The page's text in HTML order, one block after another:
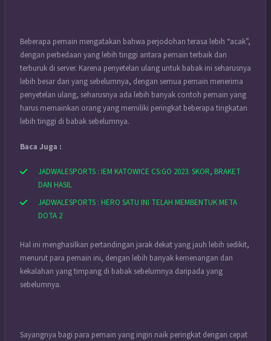
Beberapa pemain mengatakan bahwa perjodohan terasa lebih “acak”,
dengan perbedaan yang lebih tinggi antara pemain terbaik dan
terburuk di server. Karena penyetelan ulang untuk babak ini seharusnya
lebih besar dari yang sebelumnya, dengan semua pemain menerima
penyetelan ulang, seharusnya ada lebih banyak contoh pemain yang
harus memainkan orang yang memiliki peringkat beberapa tingkatan
lebih tinggi di babak sebelumnya.
Baca Juga :
JADWALESPORTS : IEM KATOWICE CS:GO 2023. SKOR, BRAKET
DAN HASIL
JADWALESPORTS : HERO SATU INI TELAH MEMBENTUK META
DOTA 2
Hal ini menghasilkan pertandingan jarak dekat yang jauh lebih sedikit,
menurut para pemain ini, dengan lebih banyak kemenangan dan
kekalahan yang timpang di babak sebelumnya daripada yang
sebelumnya.
Sayangnya bagi para pemain yang ingin naik peringkat dengan cepat